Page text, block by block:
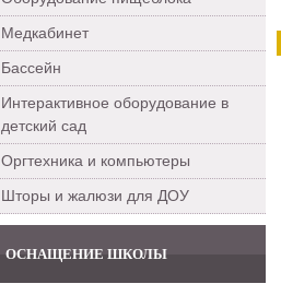
Медкабинет
Бассейн
Интерактивное оборудование в
детский сад
Оргтехника и компьютеры
Шторы и жалюзи для ДОУ
ОСНАЩЕНИЕ ШКОЛЫ